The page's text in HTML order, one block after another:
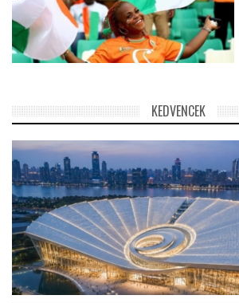
KEDVENCEK